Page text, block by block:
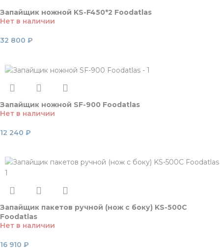
Запайщик ножной KS-F450*2 Foodatlas
Нет в наличии
32 800 ₽
Запайщик ножной SF-900 Foodatlas
Нет в наличии
12 240 ₽
Запайщик пакетов ручной (нож с боку) KS-500C
Foodatlas
Нет в наличии
16 910 ₽